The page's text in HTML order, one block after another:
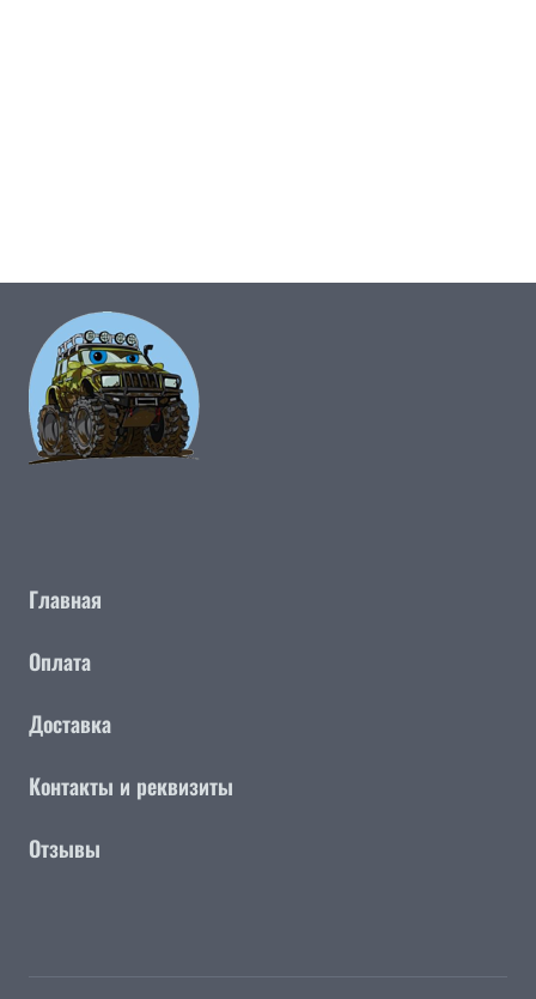
Главная
Оплата
Доставка
Контакты и реквизиты
Отзывы